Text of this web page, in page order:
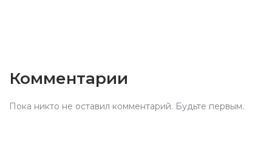
Комментарии
Пока никто не оставил комментарий. Будьте первым.